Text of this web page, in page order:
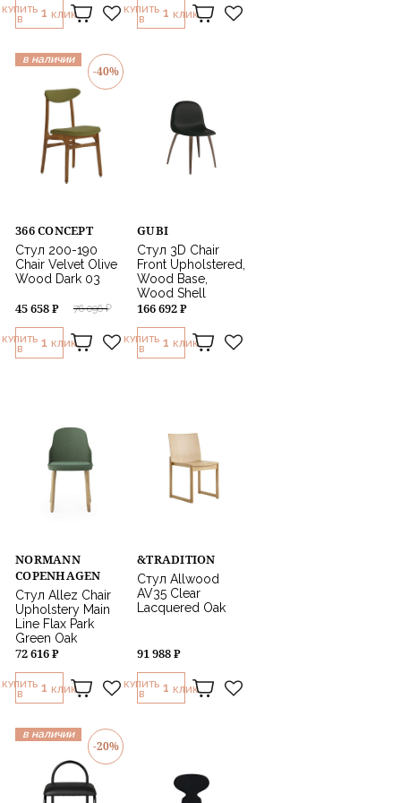
КУПИТЬ
В
1 КЛИК
КУПИТЬ
В
1 КЛИК
в наличии
-40%
366 CONCEPT
Стул 200-190
Chair Velvet Olive
Wood Dark 03
76 096 ₽
45 658 ₽
КУПИТЬ
В
1 КЛИК
GUBI
Стул 3D Chair
Front Upholstered,
Wood Base,
Wood Shell
166 692 ₽
КУПИТЬ
В
1 КЛИК
NORMANN
COPENHAGEN
Стул Allez Chair
Upholstery Main
Line Flax Park
Green Oak
72 616 ₽
КУПИТЬ
В
1 КЛИК
&TRADITION
Стул Allwood
AV35 Clear
Lacquered Oak
91 988 ₽
КУПИТЬ
В
1 КЛИК
в наличии
-20%